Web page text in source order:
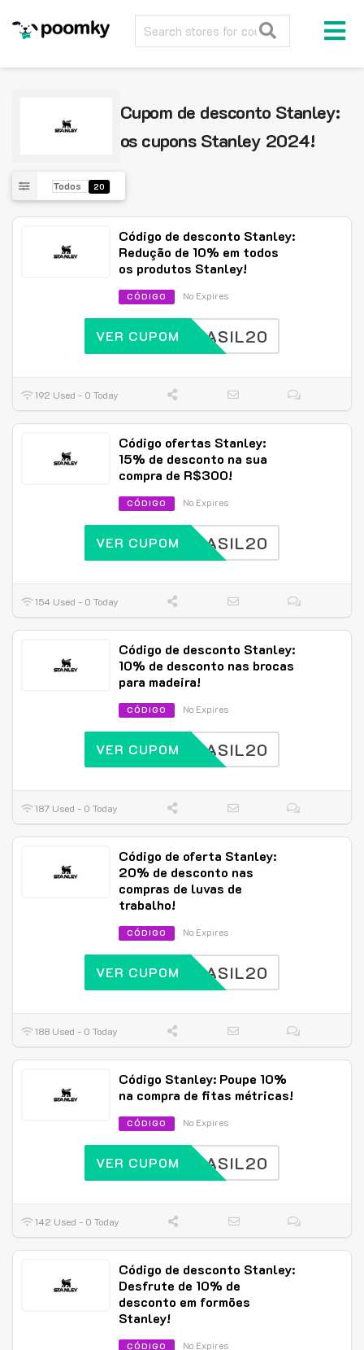
Cupom de desconto Stanley:
os cupons Stanley 2024!
Todos 20
Código de desconto Stanley:
Redução de 10% em todos
os produtos Stanley!
CÓDIGO No Expires
BRASIL20
VER CUPOM
192 Used - 0 Today
Código ofertas Stanley:
15% de desconto na sua
compra de R$300!
CÓDIGO No Expires
BRASIL20
VER CUPOM
154 Used - 0 Today
Código de desconto Stanley:
10% de desconto nas brocas
para madeira!
CÓDIGO No Expires
BRASIL20
VER CUPOM
187 Used - 0 Today
Código de oferta Stanley:
20% de desconto nas
compras de luvas de
trabalho!
CÓDIGO No Expires
BRASIL20
VER CUPOM
188 Used - 0 Today
Código Stanley: Poupe 10%
na compra de fitas métricas!
CÓDIGO No Expires
BRASIL20
VER CUPOM
142 Used - 0 Today
Código de desconto Stanley:
Desfrute de 10% de
desconto em formões
Stanley!
CÓDIGO No Expires